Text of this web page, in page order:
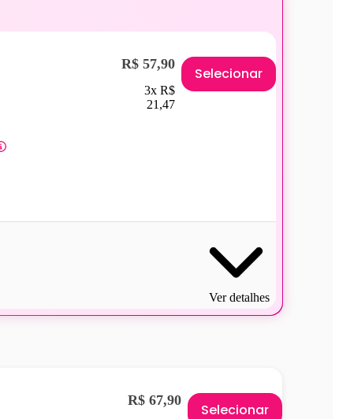
R$ 57,90
3x R$
21,47
Selecionar
Ver detalhes
R$ 67,90
Selecionar